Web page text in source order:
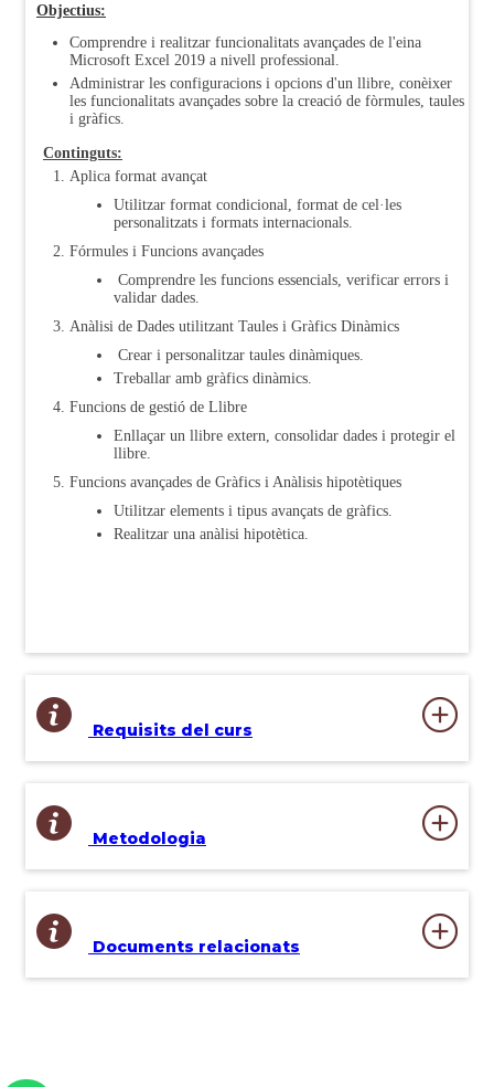
Objectius:
Comprendre i realitzar funcionalitats avançades de l'eina
Microsoft Excel 2019 a nivell professional.
Administrar les configuracions i opcions d'un llibre, conèixer
les funcionalitats avançades sobre la creació de fòrmules, taules
i gràfics.
Continguts:
Aplica format avançat
Utilitzar format condicional, format de cel·les
personalitzats i formats internacionals.
Fórmules i Funcions avançades
Comprendre les funcions essencials, verificar errors i
validar dades.
Anàlisi de Dades utilitzant Taules i Gràfics Dinàmics
Crear i personalitzar taules dinàmiques.
Treballar amb gràfics dinàmics.
Funcions de gestió de Llibre
Enllaçar un llibre extern, consolidar dades i protegir el
llibre.
Funcions avançades de Gràfics i Anàlisis hipotètiques
Utilitzar elements i tipus avançats de gràfics.
Realitzar una anàlisi hipotètica.
Requisits del curs
Metodologia
Documents relacionats